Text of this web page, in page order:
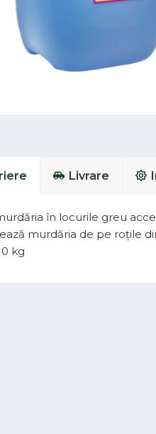
Livrare
în locurile greu
murdăria de pe roțile
kg